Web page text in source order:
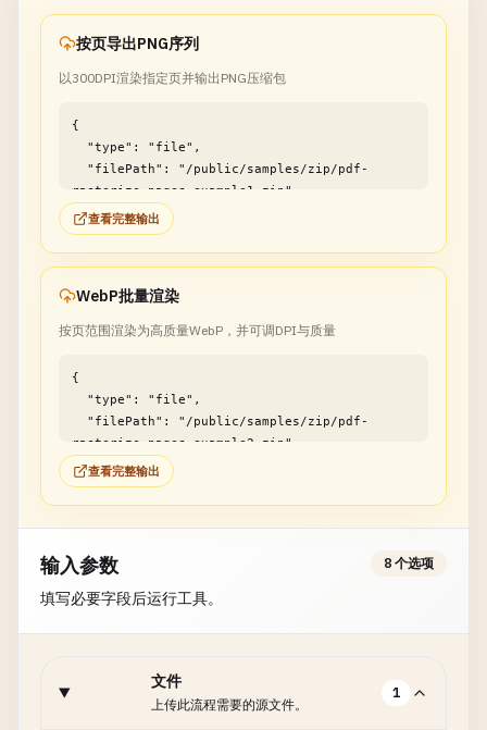
按页导出PNG序列
以300DPI渲染指定页并输出PNG压缩包
{
rasterize-pages-example1.zip"
}
查看完整输出
WebP批量渲染
按页范围渲染为高质量WebP，并可调DPI与质量
{
rasterize-pages-example2.zip"
}
查看完整输出
输入参数
填写必要字段后运行工具。
8 个选项
文件
上传此流程需要的源文件。
1